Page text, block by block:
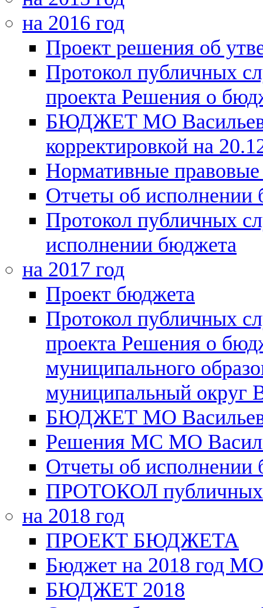
на 2016 год
Проект решения об
Протокол публичных
проекта Решения о
БЮДЖЕТ МО
корректировкой на
Нормативные
Отчеты об исполнении
Протокол публичных
исполнении бюджета
на 2017 год
Проект бюджета
Протокол публичных
проекта Решения о
муниципального
муниципальный округ
БЮДЖЕТ МО
Решения МС МО
Отчеты об исполнении
ПРОТОКОЛ публичных
на 2018 год
ПРОЕКТ БЮДЖЕТА
Бюджет на 2018 год МО
БЮДЖЕТ 2018